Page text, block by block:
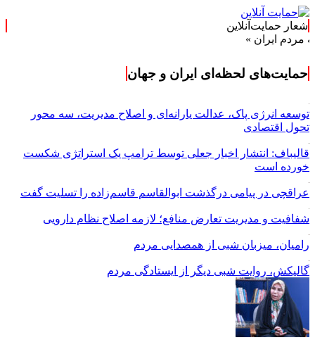
شعار حمایت‌آنلاین
»
حمایت‌های لحظه‌ای ایران و جهان
توسعه انرژی پاک، عدالت یارانه‌ای و اصلاح مدیریت، سه محور
تحول اقتصادی
قالیباف: انتشار اخبار جعلی توسط ترامپ یک استراتژی شکست
خورده است
عراقچی در پیامی درگذشت ابوالقاسم قاسم‌زاده را تسلیت گفت
شفافیت و مدیریت تعارض منافع؛ لازمه اصلاح نظام دارویی
رامیان، میزبان شبی از همصدایی مردم
گالیکش، روایت شبی دیگر از ایستادگی مردم